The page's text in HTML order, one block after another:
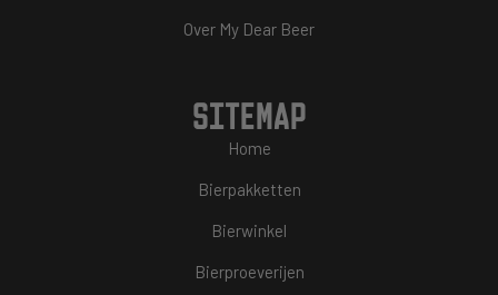
Over My Dear Beer
SITEMAP
Home
Bierpakketten
Bierwinkel
Bierproeverijen